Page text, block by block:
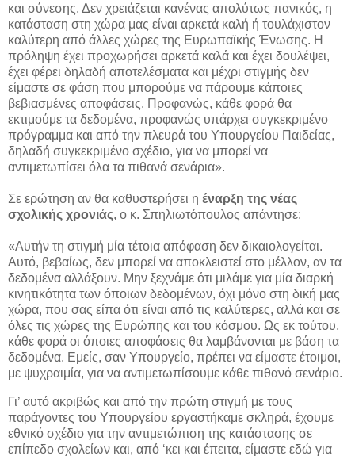
και σύνεσης. Δεν χρειάζεται κανένας απολύτως πανικός, η
κατάσταση στη χώρα μας είναι αρκετά καλή ή τουλάχιστον
καλύτερη από άλλες χώρες της Ευρωπαϊκής Ένωσης. Η
πρόληψη έχει προχωρήσει αρκετά καλά και έχει δουλέψει,
έχει φέρει δηλαδή αποτελέσματα και μέχρι στιγμής δεν
είμαστε σε φάση που μπορούμε να πάρουμε κάποιες
βεβιασμένες αποφάσεις. Προφανώς, κάθε φορά θα
εκτιμούμε τα δεδομένα, προφανώς υπάρχει συγκεκριμένο
πρόγραμμα και από την πλευρά του Υπουργείου Παιδείας,
δηλαδή συγκεκριμένο σχέδιο, για να μπορεί να
αντιμετωπίσει όλα τα πιθανά σενάρια».
Σε ερώτηση αν θα καθυστερήσει η έναρξη της νέας
σχολικής χρονιάς, ο κ. Σπηλιωτόπουλος απάντησε:
«Αυτήν τη στιγμή μία τέτοια απόφαση δεν δικαιολογείται.
Αυτό, βεβαίως, δεν μπορεί να αποκλειστεί στο μέλλον, αν τα
δεδομένα αλλάξουν. Μην ξεχνάμε ότι μιλάμε για μία διαρκή
κινητικότητα των όποιων δεδομένων, όχι μόνο στη δική μας
χώρα, που σας είπα ότι είναι από τις καλύτερες, αλλά και σε
όλες τις χώρες της Ευρώπης και του κόσμου. Ως εκ τούτου,
κάθε φορά οι όποιες αποφάσεις θα λαμβάνονται με βάση τα
δεδομένα. Εμείς, σαν Υπουργείο, πρέπει να είμαστε έτοιμοι,
με ψυχραιμία, για να αντιμετωπίσουμε κάθε πιθανό σενάριο.
Γι’ αυτό ακριβώς και από την πρώτη στιγμή με τους
παράγοντες του Υπουργείου εργαστήκαμε σκληρά, έχουμε
εθνικό σχέδιο για την αντιμετώπιση της κατάστασης σε
επίπεδο σχολείων και, από ‘κει και έπειτα, είμαστε εδώ για